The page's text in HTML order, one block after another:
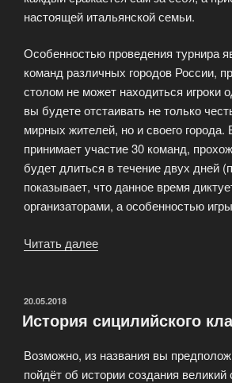
настоящей итальянской семьи.
Особенностью проведения турнира
команд различных городов России,
столом не может находиться игроки
вы будете отстаивать не только
мирных жителей, но и своего города.
принимает участие 30 команд,
будет длиться в течение двух дней
показывает, что данное время
организаторами, а особенностью
Читать далее
ОПУБЛИКОВАНО
20.05.2018
История сицилийского
Возможно, из названия вы
пойдёт об истории создания великий